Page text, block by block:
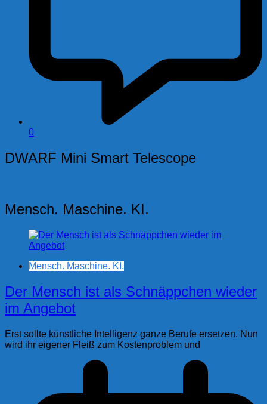
0
DWARF Mini Smart Telescope
Mensch. Maschine. KI.
Mensch. Maschine. KI.
Der Mensch ist als Schnäppchen wieder
im Angebot
Erst sollte künstliche Intelligenz ganze Berufe ersetzen. Nun
wird ihr eigener Fleiß zum Kostenproblem und